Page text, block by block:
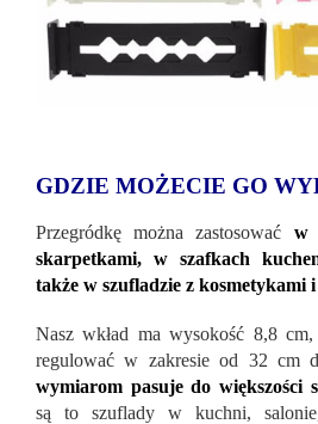
GDZIE MOŻECIE GO
Przegródkę można zastosować w
skarpetkami, w szafkach
także w szufladzie z kosmetykami
Nasz wkład ma wysokość 8,8
regulować w zakresie od 32 cm
wymiarom pasuje do większości
są to szuflady w kuchni,